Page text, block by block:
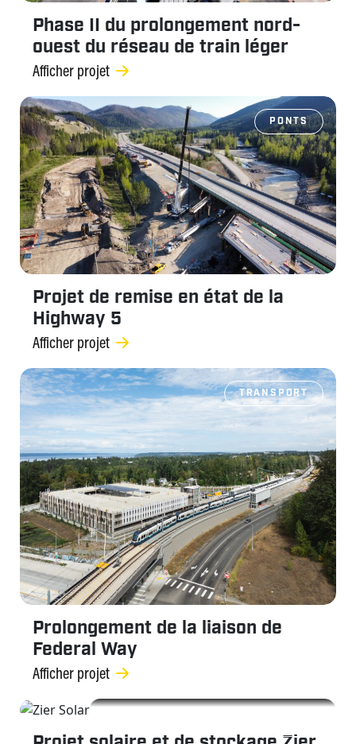
Phase II du prolongement nord-
ouest du réseau de train léger
Afficher projet
PONTS
Projet de remise en état de la
Highway 5
Afficher projet
TRANSPORT
Prolongement de la liaison de
Federal Way
Afficher projet